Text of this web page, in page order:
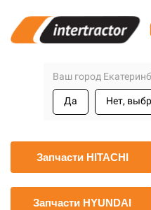
Ваш город
Да Нет,
Запчасти HITACHI
Запчасти HYUNDAI